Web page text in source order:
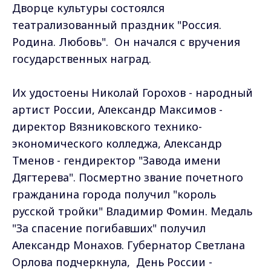
Дворце культуры состоялся
театрализованный праздник "Россия.
Родина. Любовь". Он начался с вручения
государственных наград.
Их удостоены Николай Горохов - народный
артист России, Александр Максимов -
директор Вязниковского технико-
экономического колледжа, Александр
Тменов - гендиректор "Завода имени
Дягтерева". Посмертно звание почетного
гражданина города получил "король
русской тройки" Владимир Фомин. Медаль
"За спасение погибавших" получил
Александр Монахов. Губернатор Светлана
Орлова подчеркнула, День России -